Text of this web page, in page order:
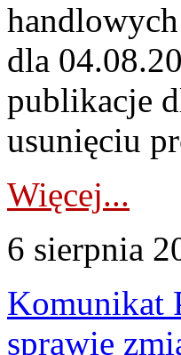
dla
publikacje
usunięciu
Więcej...
6 sierpnia
Komunikat
sprawie